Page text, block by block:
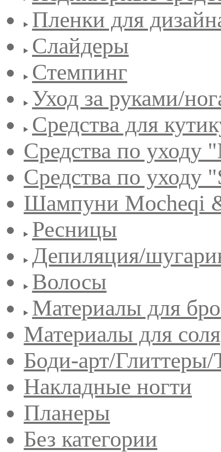
Пленки для
Слайдеры
Стемпинг
Уход за руками/
Средства для
Средства по уходу
Средства по уходу
Шампуни Mocheqi
Ресницы
Депиляция/
Волосы
Материалы для
Материалы для
Боди-арт/
Накладные ногти
Планеры
Без категории